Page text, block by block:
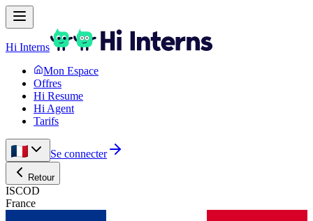
Hi Interns
Mon Espace
Offres
Hi Resume
Hi Agent
Tarifs
Se connecter
Retour
ISCOD
France